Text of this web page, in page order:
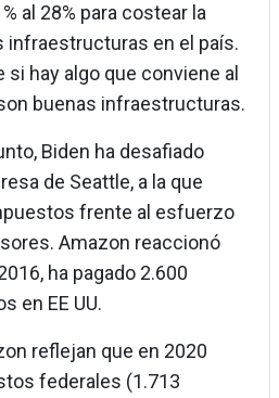
al 28% para costear la
infraestructuras en el país.
hay algo que conviene al
buenas infraestructuras.
Biden ha desafiado
de Seattle, a la que
frente al esfuerzo
Amazon reaccionó
ha pagado 2.600
en EE UU.
reflejan que en 2020
federales (1.713